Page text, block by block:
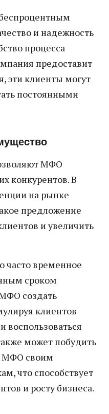
и надежность
процесса
предоставит
эти клиенты могут
постоянными
МФО
конкурентов. В
на рынке
предложение
и увеличить
часто временное
сроком
создать
клиентов
воспользоваться
может побудить
МФО своим
что способствует
и росту бизнеса.